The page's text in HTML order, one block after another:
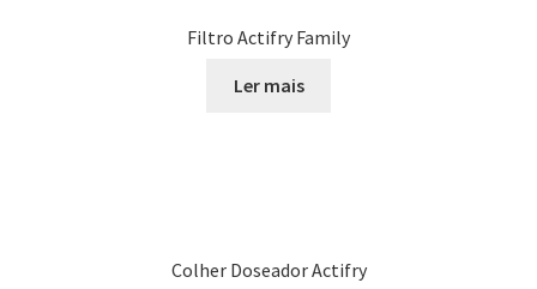
Filtro Actifry Family
Ler mais
Colher Doseador Actifry